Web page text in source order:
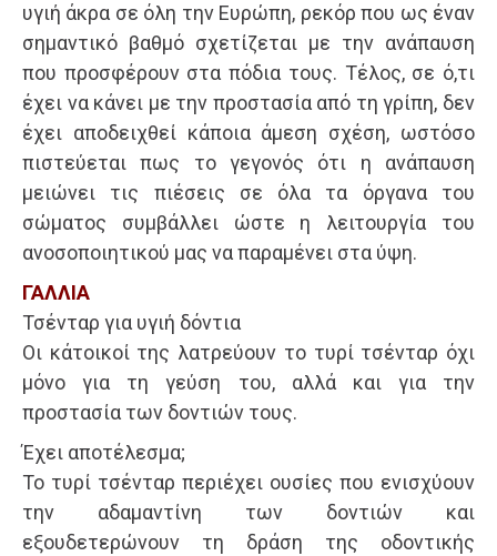
υγιή άκρα σε όλη την Ευρώπη, ρεκόρ που ως έναν
σημαντικό βαθμό σχετίζεται με την ανάπαυση
που προσφέρουν στα πόδια τους. Τέλος, σε ό,τι
έχει να κάνει με την προστασία από τη γρίπη, δεν
έχει αποδειχθεί κάποια άμεση σχέση, ωστόσο
πιστεύεται πως το γεγονός ότι η ανάπαυση
μειώνει τις πιέσεις σε όλα τα όργανα του
σώματος συμβάλλει ώστε η λειτουργία του
ανοσοποιητικού μας να παραμένει στα ύψη.
ΓΑΛΛΙΑ
Τσένταρ για υγιή δόντια
Οι κάτοικοί της λατρεύουν το τυρί τσένταρ όχι
μόνο για τη γεύση του, αλλά και για την
προστασία των δοντιών τους.
Έχει αποτέλεσμα;
Το τυρί τσένταρ περιέχει ουσίες που ενισχύουν
την αδαμαντίνη των δοντιών και
εξουδετερώνουν τη δράση της οδοντικής